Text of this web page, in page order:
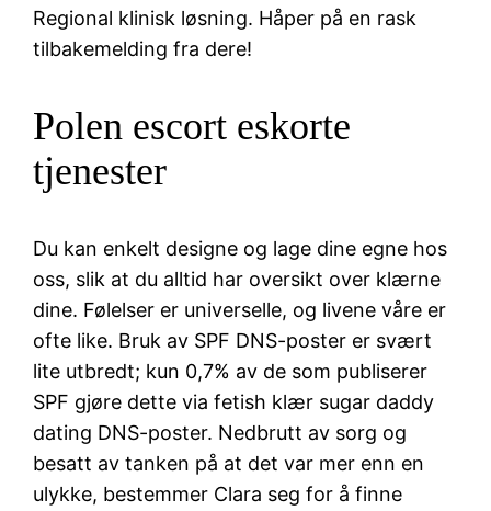
Regional klinisk løsning. Håper på en rask
tilbakemelding fra dere!
Polen escort eskorte
tjenester
Du kan enkelt designe og lage dine egne hos
oss, slik at du alltid har oversikt over klærne
dine. Følelser er universelle, og livene våre er
ofte like. Bruk av SPF DNS-poster er svært
lite utbredt; kun 0,7% av de som publiserer
SPF gjøre dette via fetish klær sugar daddy
dating DNS-poster. Nedbrutt av sorg og
besatt av tanken på at det var mer enn en
ulykke, bestemmer Clara seg for å finne